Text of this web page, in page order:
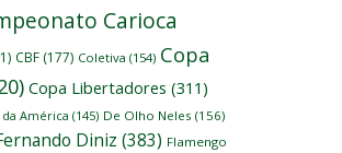
Carioca
CBF (177) Coletiva (154) Copa
Copa Libertadores (311)
América (145) De Olho Neles (156)
Diniz (383) Flamengo